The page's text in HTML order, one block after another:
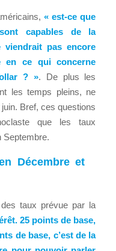
« est-ce que
capables de la
pas encore
en ce qui concerne
? ». De plus les
les temps pleins, ne
Bref, ces questions
que les taux
Septembre.
Décembre et
taux prévue par la
25 points de base,
de base, c’est de la